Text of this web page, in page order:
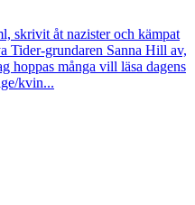
skrivit åt nazister och kämpat
Tider-grundaren Sanna Hill av,
hoppas många vill läsa dagens
kvin...